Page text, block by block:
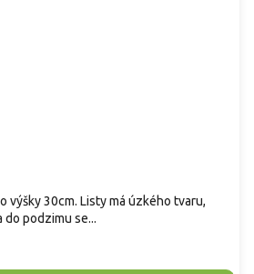
výšky 30cm. Listy má úzkého tvaru,
do podzimu se...